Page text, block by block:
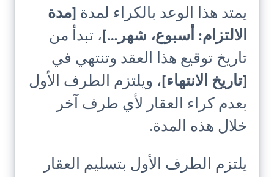
يمتد هذا الوعد بالكراء لمدة [مدة
الالتزام: أسبوع، شهر…] ، تبدأ من
تاريخ توقيع هذا العقد وتنتهي في
[تاريخ الانتهاء] ، ويلتزم الطرف الأول
بعدم كراء العقار لأي طرف آخر
خلال هذه المدة.
يلتزم الطرف الأول بتسليم العقار